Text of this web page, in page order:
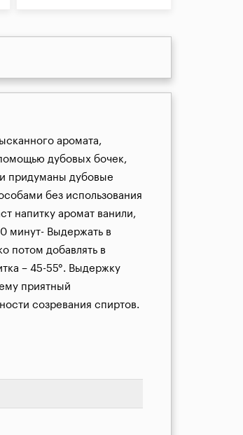
аромата,
дубовых бочек,
придуманы дубовые
без использования
напитку аромат ванили,
минут- Выдержать в
потом добавлять в
– 45-55°. Выдержку
приятный
созревания спиртов.